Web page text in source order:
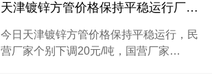
天津镀锌方管价格保持平稳运行厂家出货有所影响
今日天津镀锌方管价格保持平稳运行，民
营厂家个别下调20元/吨，国营厂家…